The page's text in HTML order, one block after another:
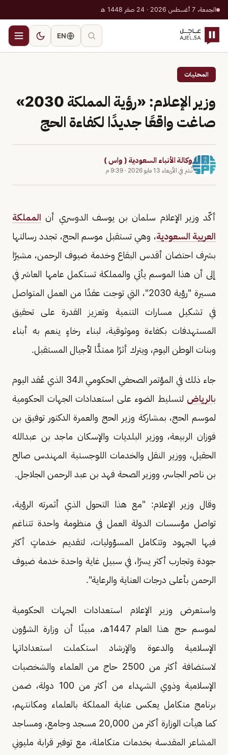
الجمعة، 7 أغسطس 2026 · 24 صفر 1448 هـ
EN
المحليات
وزير الإعلام: «رؤية المملكة 2030»
صاغت واقعًا جديدًا لكفاءة الحج
وكالة الأنباء السعودية ( واس )
نُشر في الأربعاء 13 مايو 2026 · 9:39 م
أكّد وزير الإعلام سلمان بن يوسف الدوسري أن المملكة
العربية السعودية، وهي تستقبل موسم الحج، تجدد رسالتها
بشرف احتضان أقدس البقاع وخدمة ضيوف الرحمن، مشيرًا
إلى أن هذا الموسم يأتي والمملكة تستكمل عامها العاشر في
مسيرة "رؤية 2030"، التي توجت عقدًا من العمل المتواصل
في تشكيل مسارات التنمية وتعزيز القدرة على تحقيق
المستهدفات بكفاءة وموثوقية، لبناء رخاءٍ ينعم به أبناء
وبنات الوطن اليوم، ويترك أثرًا ممتدًّا لأجيال المستقبل.
جاء ذلك في المؤتمر الصحفي الحكومي الـ34 الذي عُقد اليوم
بالرياض لتسليط الضوء على استعدادات الجهات الحكومية
لموسم الحج، بمشاركة وزير الحج والعمرة الدكتور توفيق بن
فوزان الربيعة، ووزير البلديات والإسكان ماجد بن عبدالله
الحقيل، ووزير النقل والخدمات اللوجستية المهندس صالح
بن ناصر الجاسر، ووزير الصحة فهد بن عبد الرحمن الجلاجل.
وقال وزير الإعلام: "مع هذا التحول الذي أثمرته الرؤية،
تواصل مؤسسات الدولة العمل في منظومة واحدة تتناغم
فيها الجهود وتتكامل المسؤوليات، لتقديم خدماتٍ أكثر
جودة وتجارب أكثر يسرًا، في سبيل غاية واحدة خدمة ضيوف
الرحمن بأعلى درجات العناية والرعاية".
واستعرض وزير الإعلام استعدادات الجهات الحكومية
لموسم حج هذا العام 1447هـ، مبينًا أن وزارة الشؤون
الإسلامية والدعوة والإرشاد استكملت استعداداتها
لاستضافة أكثر من 2500 حاج من العلماء والشخصيات
الإسلامية وذوي الشهداء من أكثر من 100 دولة، ضمن
برنامج متكامل يعكس عناية المملكة بالعلماء ومكانتهم،
كما هيأت الوزارة أكثر من 20,000 مسجد وجامع، ومساجد
المشاعر المقدسة بخدمات متكاملة، مع توفير قرابة مليوني